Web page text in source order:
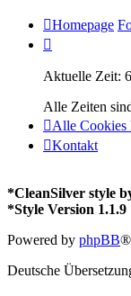
Homepage
Aktuelle Zeit:
Alle Zeiten
Alle Cookies
Kontakt
*CleanSilver style
*Style Version 1.1.9
Powered by phpBB®
Deutsche